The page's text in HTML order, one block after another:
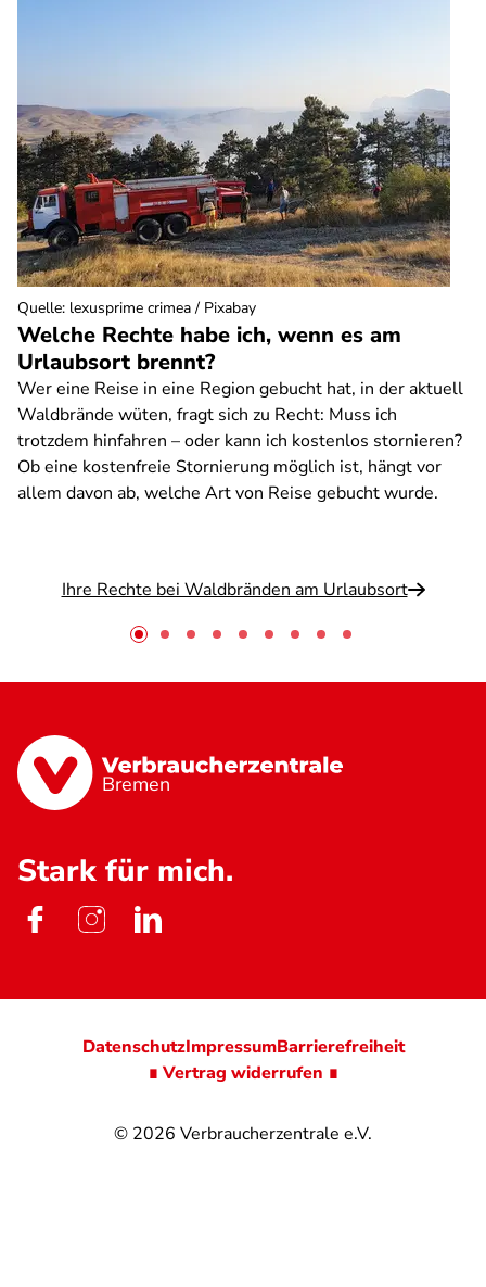
Welche Rechte habe ich, wenn es am
Urlaubsort brennt?
Wer eine Reise in eine Region gebucht hat, in der aktuell
Waldbrände wüten, fragt sich zu Recht: Muss ich
trotzdem hinfahren – oder kann ich kostenlos stornieren?
Ob eine kostenfreie Stornierung möglich ist, hängt vor
allem davon ab, welche Art von Reise gebucht wurde.
Ihre Rechte bei Waldbränden am Urlaubsort
Quelle: lexusprime crimea / Pixabay
Bremen
Stark für mich.
© 2026 Verbraucherzentrale e.V.
DatenschutzImpressumBarrierefreiheit
∎ Vertrag widerrufen ∎